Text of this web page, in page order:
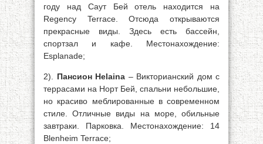
году над Саут Бей отель находится на
Regency Terrace. Отсюда открываются
прекрасные виды. Здесь есть бассейн,
спортзал и кафе. Местонахождение:
Esplanade;
2). Пансион Helaina – Викторианский дом с
террасами на Норт Бей, спальни небольшие,
но красиво меблированные в современном
стиле. Отличные виды на море, обильные
завтраки. Парковка. Местонахождение: 14
Blenheim Terrace;